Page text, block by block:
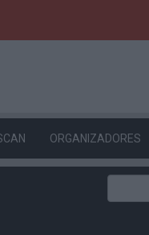
ORGANIZADORES